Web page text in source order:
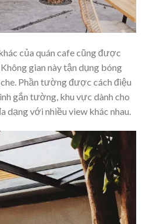
của quán cafe cũng được
gian này tận dụng bóng
Phần tường được cách điệu
gắn tường, khu vực dành cho
dạng với nhiều view khác nhau.